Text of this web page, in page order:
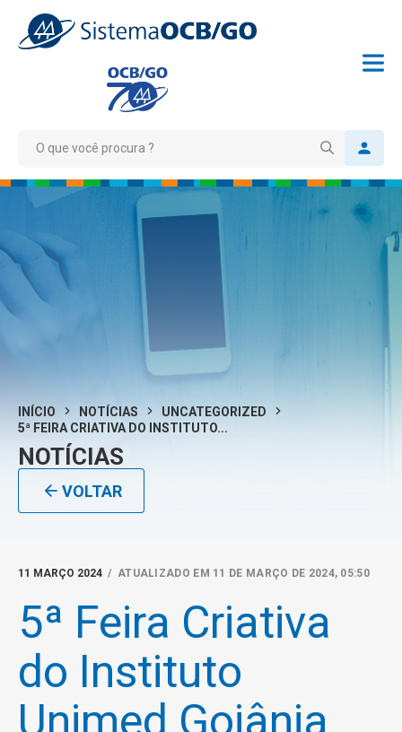
INÍCIO NOTÍCIAS
UNCATEGORIZED
5ª FEIRA CRIATIVA DO INSTITUTO...
NOTÍCIAS
VOLTAR
11 MARÇO 2024 / ATUALIZADO EM 11 DE MARÇO DE 2024, 05:50
5ª Feira Criativa
do Instituto
Unimed Goiânia